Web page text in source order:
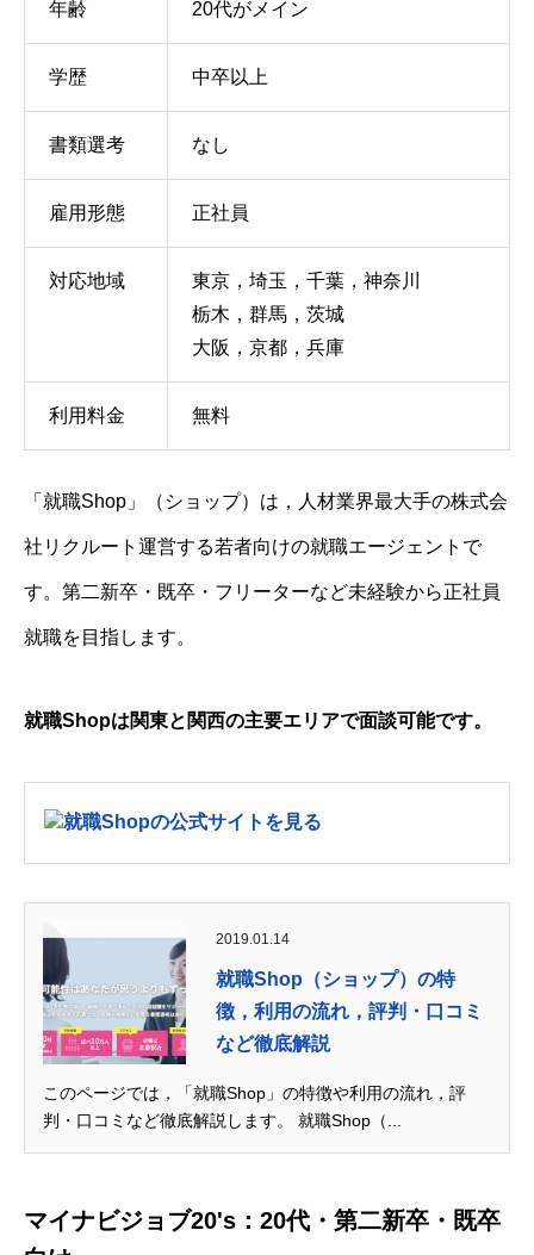
年齢 20代がメイン
学歴 中卒以上
書類選考 なし
雇用形態 正社員
対応地域
東京，埼玉，千葉，神奈川
栃木，群馬，茨城
大阪，京都，兵庫
利用料金 無料
「就職Shop」（ショップ）は，人材業界最大手の株式会
社リクルート運営する若者向けの就職エージェントで
す。第二新卒・既卒・フリーターなど未経験から正社員
就職を目指します。
就職Shopは関東と関西の主要エリアで面談可能です。
就職Shopの公式サイトを見る
2019.01.14
就職Shop（ショップ）の特
徴，利用の流れ，評判・口コミ
など徹底解説
このページでは，「就職Shop」の特徴や利用の流れ，評
判・口コミなど徹底解説します。 就職Shop（...
マイナビジョブ20's：20代・第二新卒・既卒